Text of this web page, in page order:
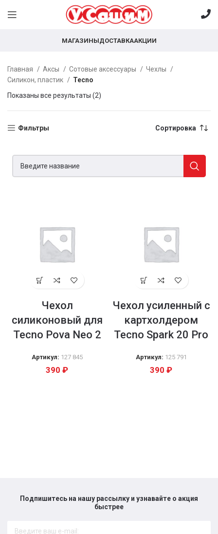
МАГАЗИНЫДОСТАВКААКЦИИ
Главная Аксы Сотовые аксессуары
Чехлы
Силикон, пластик
Tecno
Показаны все результаты (2)
Фильтры Сортировка
Чехол
силиконовый для
Tecno Pova Neo 2
Артикул: 127 845
390 ₽
Чехол усиленный с
картхолдером
Tecno Spark 20 Pro
Артикул: 125 791
390 ₽
Подпишитесь на нашу рассылку и узнавайте о акция
быстрее​